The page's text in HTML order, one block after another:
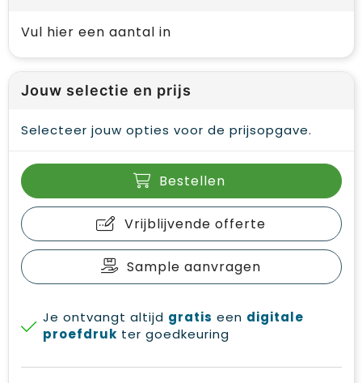
Vul hier een aantal in
Jouw selectie en prijs
Selecteer jouw opties voor de prijsopgave.
Bestellen
Vrijblijvende offerte
Sample aanvragen
Je ontvangt altijd gratis een digitale
proefdruk ter goedkeuring